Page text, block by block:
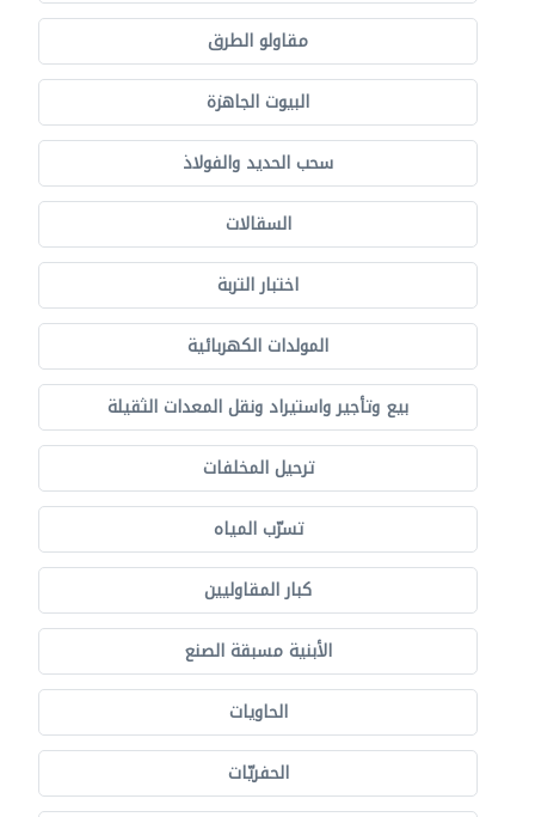
مقاولو الطرق
البيوت الجاهزة
سحب الحديد والفولاذ
السقالات
اختبار التربة
المولدات الكهربائية
بيع وتأجير واستيراد ونقل المعدات الثقيلة
ترحيل المخلفات
تسرّب المياه
كبار المقاوليين
الأبنية مسبقة الصنع
الحاويات
الحفريّات